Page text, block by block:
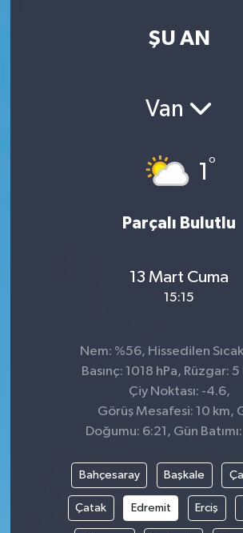
ŞU AN
Van
1 °
Parçalı Bulutlu
13 Mart Cuma
15:15
Nem: %56, Hissedilen
Basınç: 1018 hPa, Rüzgar:
Çiy Noktası: -4.6,
Görüş Mesafesi: 10 km,
Doğumu: 6:21, Gün Batımı:
Bahçesaray Başkale
Çatak Edremit Erciş